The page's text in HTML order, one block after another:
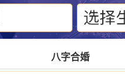
八字合婚